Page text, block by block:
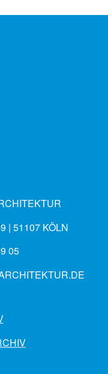
| 51107 KÖLN
05